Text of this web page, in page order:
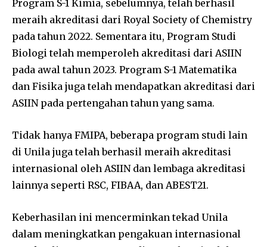
Program S-1 Kimia, sebelumnya, telah berhasil
meraih akreditasi dari Royal Society of Chemistry
pada tahun 2022. Sementara itu, Program Studi
Biologi telah memperoleh akreditasi dari ASIIN
pada awal tahun 2023. Program S-1 Matematika
dan Fisika juga telah mendapatkan akreditasi dari
ASIIN pada pertengahan tahun yang sama.
Tidak hanya FMIPA, beberapa program studi lain
di Unila juga telah berhasil meraih akreditasi
internasional oleh ASIIN dan lembaga akreditasi
lainnya seperti RSC, FIBAA, dan ABEST21.
Keberhasilan ini mencerminkan tekad Unila
dalam meningkatkan pengakuan internasional